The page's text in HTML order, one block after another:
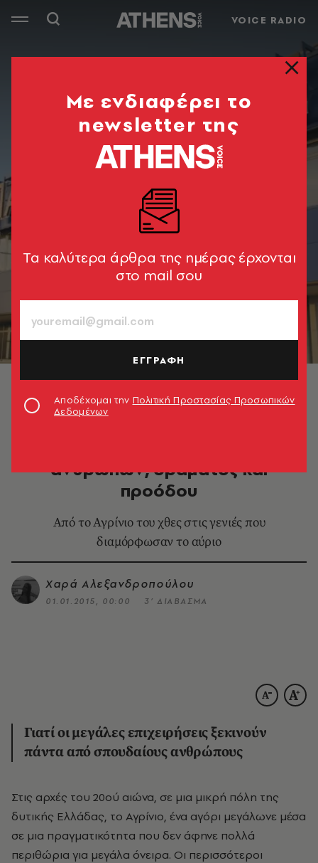
VOICE RADIO
ανθρώπων, οράματος και
προόδου
Από το Αγρίνιο του χθες στις γενιές που
διαμόρφωσαν το αύριο
Χαρά Αλεξανδροπούλου
01.01.2015, 00:00 3’ ΔΙΑΒΑΣΜΑ
Γιατί οι μεγάλες επιχειρήσεις ξεκινούν
πάντα απόσπουδαίουςανθρώπους
Στις αρχές του 20ού αιώνα, σε μια μικρή πόλη της
δυτικής Ελλάδας, το Αγρίνιο, ένα αγόρι μεγάλωνε μέσα
σε μια πραγματικότητα που δεν άφηνε πολλά
περιθώρια για μεγάλα όνειρα. Οι περισσότεροι
Mε ενδιαφέρει το
newsletter της
Tα καλύτερα άρθρα της ημέρας έρχονται
στο mail σου
ΕΓΓΡΑΦΗ
Αποδέχομαι την Πολιτική Προστασίας Προσωπικών
Δεδομένων